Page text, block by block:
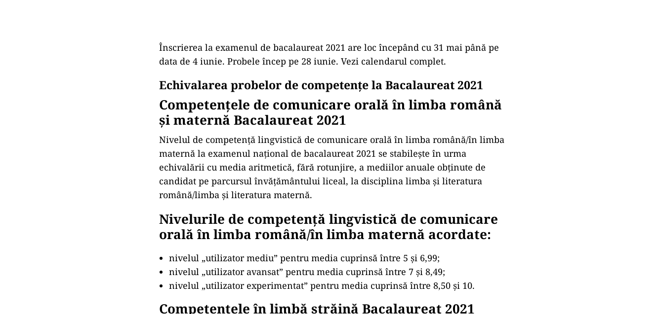
Înscrierea la examenul de bacalaureat 2021 are loc începând cu 31 mai până pe
data de 4 iunie. Probele încep pe 28 iunie. Vezi calendarul complet.
Echivalarea probelor de competențe la Bacalaureat 2021
Competențele de comunicare orală în limba română
și maternă Bacalaureat 2021
Nivelul de competență lingvistică de comunicare orală în limba română/în limba
maternă la examenul național de bacalaureat 2021 se stabilește în urma
echivalării cu media aritmetică, fără rotunjire, a mediilor anuale obținute de
candidat pe parcursul învățământului liceal, la disciplina limba și literatura
română/limba și literatura maternă.
Nivelurile de competență lingvistică de comunicare
orală în limba română/în limba maternă acordate:
nivelul „utilizator mediu” pentru media cuprinsă între 5 și 6,99;
nivelul „utilizator avansat” pentru media cuprinsă între 7 și 8,49;
nivelul „utilizator experimentat” pentru media cuprinsă între 8,50 și 10.
Competențele în limbă străină Bacalaureat 2021